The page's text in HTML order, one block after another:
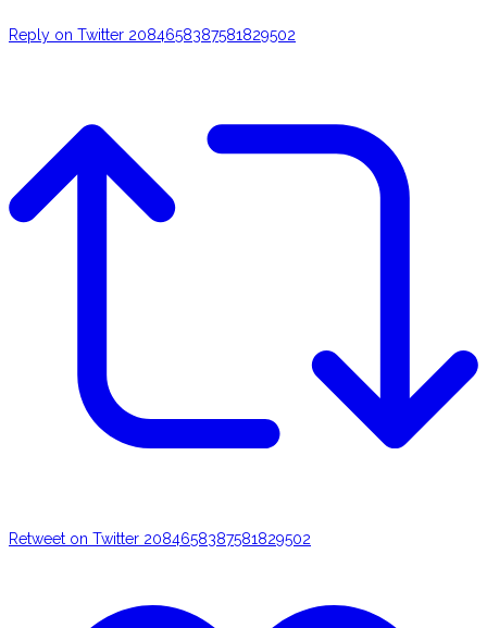
Reply on Twitter 2084658387581829502
Retweet on Twitter 2084658387581829502